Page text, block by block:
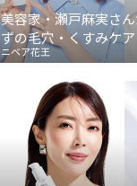
美容家・瀬戸麻実さ
ずの毛穴・くすみケア
ニベア花王